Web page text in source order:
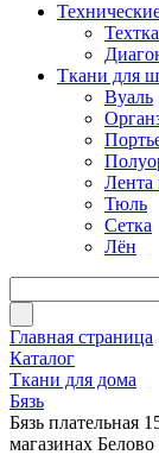
Ткани для
Вуаль
Лента
Тюль
Сетка
Лён
Главная страница
Каталог
Ткани для дома
Бязь
Бязь плательная
магазинах